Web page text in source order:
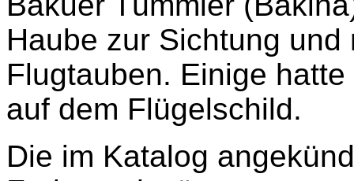
Haube zur Sichtung
Flugtauben. Einige
auf dem Flügelschild.
Die im Katalog